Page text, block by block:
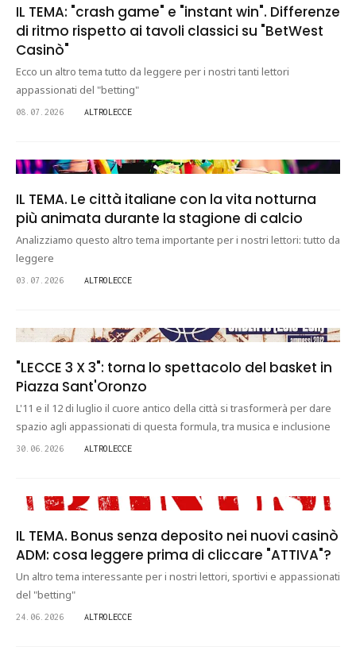
IL TEMA: "crash game" e "instant win". Differenze
di ritmo rispetto ai tavoli classici su "BetWest
Casinò"
Ecco un altro tema tutto da leggere per i nostri tanti lettori
appassionati del "betting"
08.07.2026 ALTROLECCE
IL TEMA. Le città italiane con la vita notturna
più animata durante la stagione di calcio
Analizziamo questo altro tema importante per i nostri lettori: tutto da
leggere
03.07.2026 ALTROLECCE
"LECCE 3 X 3": torna lo spettacolo del basket in
Piazza Sant'Oronzo
L'11 e il 12 di luglio il cuore antico della città si trasformerà per dare
spazio agli appassionati di questa formula, tra musica e inclusione
30.06.2026 ALTROLECCE
IL TEMA. Bonus senza deposito nei nuovi casinò
ADM: cosa leggere prima di cliccare "ATTIVA"?
Un altro tema interessante per i nostri lettori, sportivi e appassionati
del "betting"
24.06.2026 ALTROLECCE